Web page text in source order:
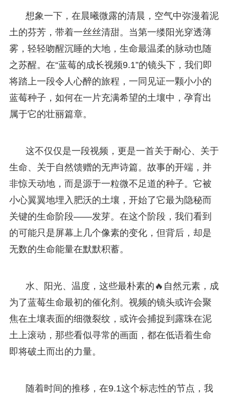
想象一下，在晨曦微露的清晨，空气中弥漫着泥
土的芬芳，带着一丝丝清甜。当第一缕阳光穿透薄
雾，轻轻吻醒沉睡的大地，生命最温柔的脉动也随
之苏醒。在“蓝莓的成长视频9.1”的镜头下，我们即
将踏上一段令人心醉的旅程，一同见证一颗小小的
蓝莓种子，如何在一片充满希望的土壤中，孕育出
属于它的壮丽篇章。
这不仅仅是一段视频，更是一首关于耐心、关于
生命、关于自然馈赠的无声诗篇。故事的开端，并
非惊天动地，而是源于一粒微不足道的种子。它被
小心翼翼地埋入肥沃的土壤，开始了它最为隐秘而
关键的生命阶段——发芽。在这个阶段，我们看到
的可能只是屏幕上几个像素的变化，但背后，却是
无数的生命能量在默默积蓄。
水、阳光、温度，这些最朴素的🔥自然元素，成
为了蓝莓生命最初的催化剂。视频的镜头或许会聚
焦在土壤表面的细微裂纹，或许会捕捉到露珠在泥
土上滚动，那些看似寻常的画面，都在低语着生命
即将破土而出的力量。
随着时间的推移，在9.1这个标志性的节点，我